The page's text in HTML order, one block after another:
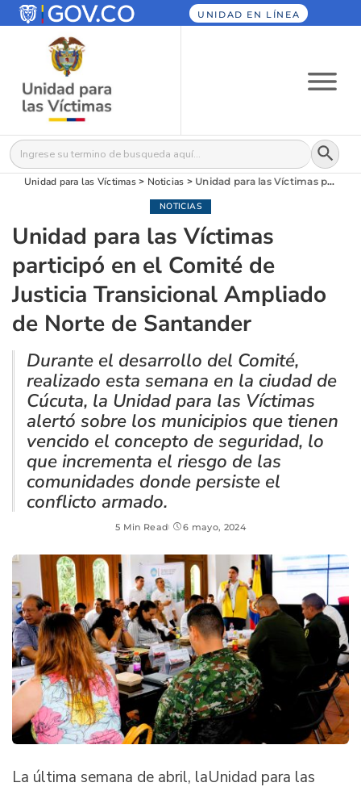
UNIDAD EN LÍNEA
Buscar: Botón
Unidad para las Víctimas> Noticias > Unidad para las Víctimas participó en el Comité de Justicia Transicional Ampliado de Norte de Santander
NOTICIAS
Unidad para las Víctimas
participó en el Comité de
Justicia Transicional Ampliado
de Norte de Santander
Durante el desarrollo del Comité,
realizado esta semana en la ciudad de
Cúcuta, la Unidad para las Víctimas
alertó sobre los municipios que tienen
vencido el concepto de seguridad, lo
que incrementa el riesgo de las
comunidades donde persiste el
conflicto armado.
5 Min Read 6 mayo, 2024
La última semana de abril, laUnidad para las